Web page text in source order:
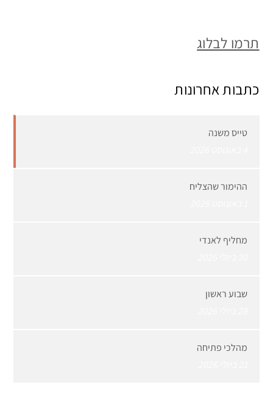
תרמו לבלוג
כתבות אחרונות
טייס משנה
ההימור שהצליח
מחליף לאנדי
שבוע ראשון
מהלכי פתיחה